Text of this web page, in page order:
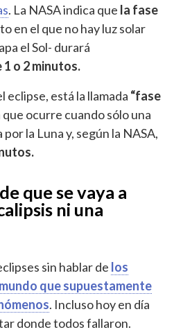
. La NASA indica que la fase
en el que no hay luz solar
el Sol- durará
o 2 minutos.
está la llamada “fase
que ocurre cuando sólo una
la Luna y, según la NASA,
que se vaya a
ni una
sin hablar de los
que supuestamente
. Incluso hoy en día
donde todos fallaron.